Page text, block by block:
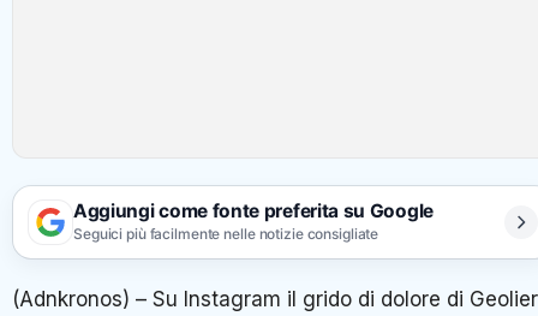
Aggiungi come fonte preferita su Google
Seguici più facilmente nelle notizie consigliate
(Adnkronos) – Su Instagram il grido di dolore di Geolier